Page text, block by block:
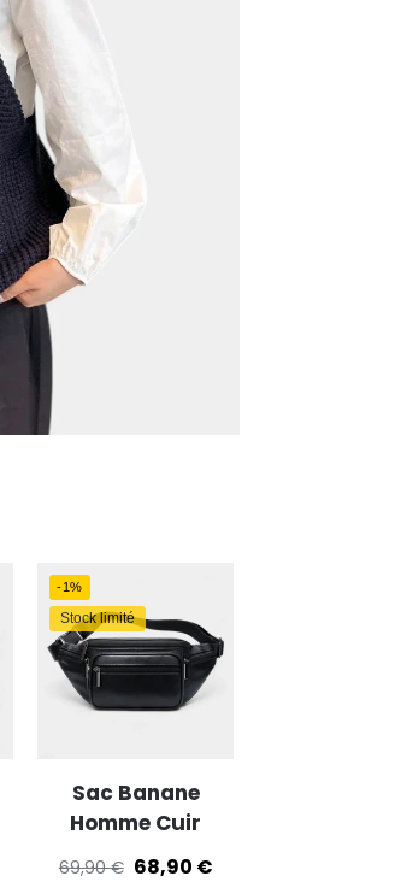
-1%
Stock limité
Sac Banane
Homme Cuir
69,90€ 68,90 €